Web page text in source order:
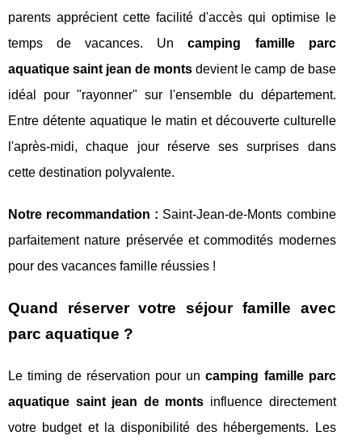
parents apprécient cette facilité d'accès qui optimise le
temps de vacances. Uncamping famille parc
aquatique saint jean de monts devient le camp de base
idéal pour "rayonner" sur l'ensemble du département.
Entre détente aquatique le matin et découverte culturelle
l'après-midi, chaque jour réserve ses surprises dans
cette destination polyvalente.
Notre recommandation : Saint-Jean-de-Monts combine
parfaitement nature préservée et commodités modernes
pour des vacances famille réussies !
Quand réserver votre séjour famille avec
parc aquatique ?
Le timing de réservation pour uncamping famille parc
aquatique saint jean de monts influence directement
votre budget et la disponibilité des hébergements. Les